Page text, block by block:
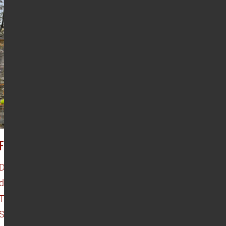
Frühling auf der Baustelle
Die 15 x 15 Meter große Containerburg
dominiert die Baustelle des
Internats
Mattisburg, doch frisches